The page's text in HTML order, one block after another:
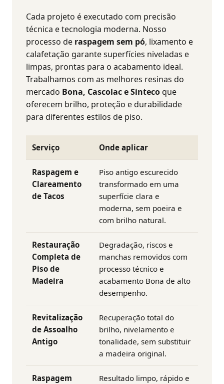
Cada projeto é executado com precisão
técnica e tecnologia moderna. Nosso
processo de raspagem sem pó, lixamento e
calafetação garante superfícies niveladas e
limpas, prontas para o acabamento ideal.
Trabalhamos com as melhores resinas do
mercado Bona, Cascolac e Sintecoque
oferecem brilho, proteção e durabilidade
para diferentes estilos de piso.
Serviço Onde aplicar
Raspagem e
Clareamento
de Tacos
Piso antigo escurecido
transformado em uma
superfície clara e
moderna, sem poeira e
com brilho natural.
Restauração
Completa de
Piso de
Madeira
Degradação, riscos e
manchas removidos com
processo técnico e
acabamento Bona de alto
desempenho.
Revitalização
de Assoalho
Antigo
Recuperação total do
brilho, nivelamento e
tonalidade, sem substituir
a madeira original.
Raspagem
Resultado limpo, rápido e